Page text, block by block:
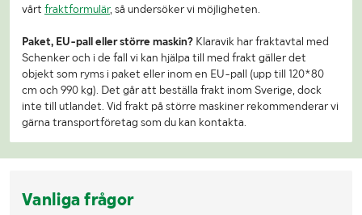
vårt fraktformulär, så undersöker vi möjligheten.
Paket, EU-pall eller större maskin? Klaravik har fraktavtal med
Schenker och i de fall vi kan hjälpa till med frakt gäller det
objekt som ryms i paket eller inom en EU-pall (upp till 120*80
cm och 990 kg). Det går att beställa frakt inom Sverige, dock
inte till utlandet. Vid frakt på större maskiner rekommenderar vi
gärna transportföretag som du kan kontakta.
Vanliga frågor